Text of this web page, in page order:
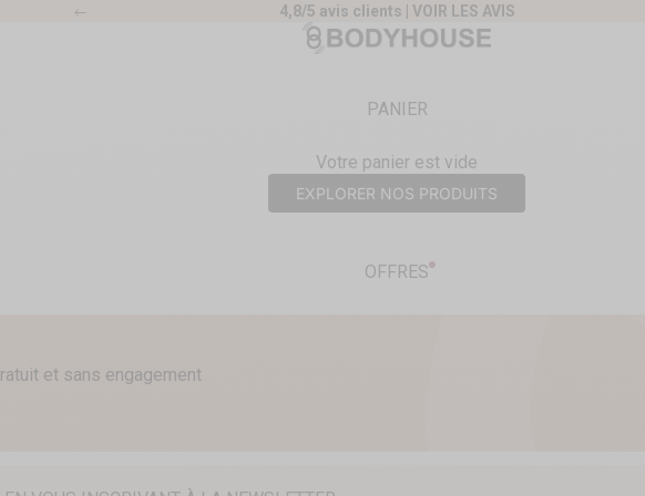
Précédent 4,8/5 avis clients | VOIR LES AVIS
Body House
PANIER
Votre panier est vide
EXPLORER NOS PRODUITS
OFFRES
et sans engagement